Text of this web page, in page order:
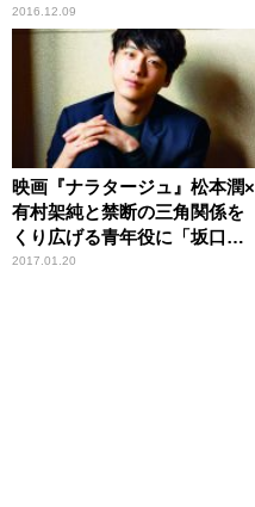
画像を一挙初披露！二海堂晴
信役キャストも発表！
2016.12.09
映画『ナラタージュ』松本潤×
有村架純と禁断の三角関係を
くり広げる青年役に「坂口健
太郎」が決定！
2017.01.20